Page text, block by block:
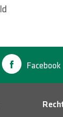
Facebook